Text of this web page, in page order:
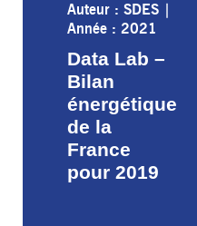
Auteur : SDES |
Année : 2021
Data Lab –
Bilan
énergétique
de la
France
pour 2019